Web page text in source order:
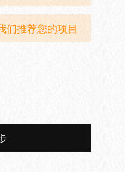
们推荐您的项目